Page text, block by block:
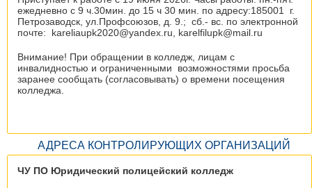
ежедневно с 9 ч.30мин. до 15 ч 30 мин. по адресу:185001 г.
Петрозаводск, ул.Профсоюзов, д. 9.; сб.- вс. по электронной
почте: kareliaupk2020@yandex.ru, karelfilupk@mail.ru
Внимание! При обращении в колледж, лицам с
инвалидностью и ограниченными возможностями просьба
заранее сообщать (согласовывать) о времени посещения
колледжа.
АДРЕСА КОНТРОЛИРУЮЩИХ ОРГАНИЗАЦИЙ
ЧУ ПО Юридический полицейский колледж